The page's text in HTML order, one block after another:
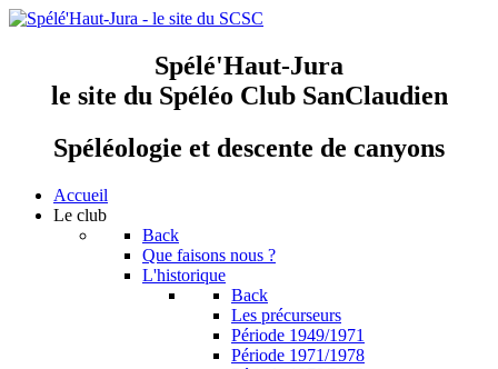
Spélé'Haut-Jura
le site du Spéléo Club SanClaudien
Spéléologie et descente de canyons
Accueil
Le club
Back
Que faisons nous ?
L'historique
Back
Les précurseurs
Période 1949/1971
Période 1971/1978